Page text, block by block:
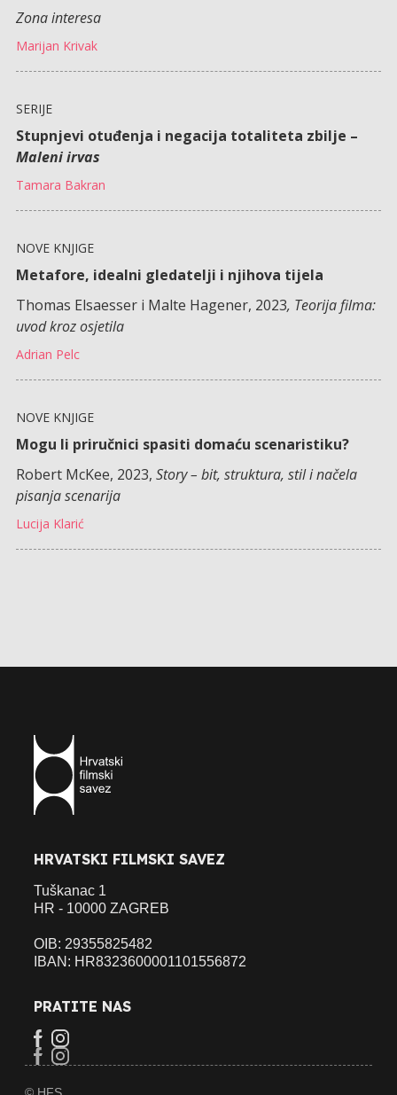
Zona interesa
Marijan Krivak
SERIJE
Stupnjevi otuđenja i negacija totaliteta zbilje –
Maleni irvas
Tamara Bakran
NOVE KNJIGE
Metafore, idealni gledatelji i njihova tijela
Thomas Elsaesser i Malte Hagener, 2023, Teorija filma:
uvod kroz osjetila
Adrian Pelc
NOVE KNJIGE
Mogu li priručnici spasiti domaću scenaristiku?
Robert McKee, 2023, Story – bit, struktura, stil i načela
pisanja scenarija
Lucija Klarić
HRVATSKI FILMSKI SAVEZ
Tuškanac 1
HR - 10000 ZAGREB
OIB: 29355825482
IBAN: HR8323600001101556872
PRATITE NAS